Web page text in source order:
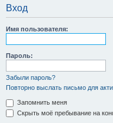
Вход
Имя пользователя:
Пароль:
Забыли пароль?
Повторно выслать письмо для
Запомнить меня
Скрыть моё пребывание на